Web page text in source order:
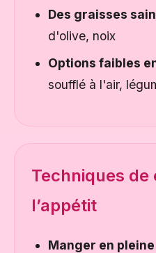
Des graisses
d'olive, noix
Options faibles
soufflé à l'air,
Techniques de
l’appétit
Manger en